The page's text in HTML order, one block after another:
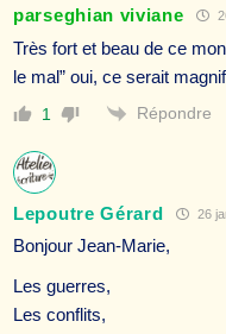
parseghian viviane
Très fort et beau de ce
le mal” oui, ce serait
1 Répondre
Lepoutre Gérard 26
Bonjour Jean-Marie,
Les guerres,
Les conflits,